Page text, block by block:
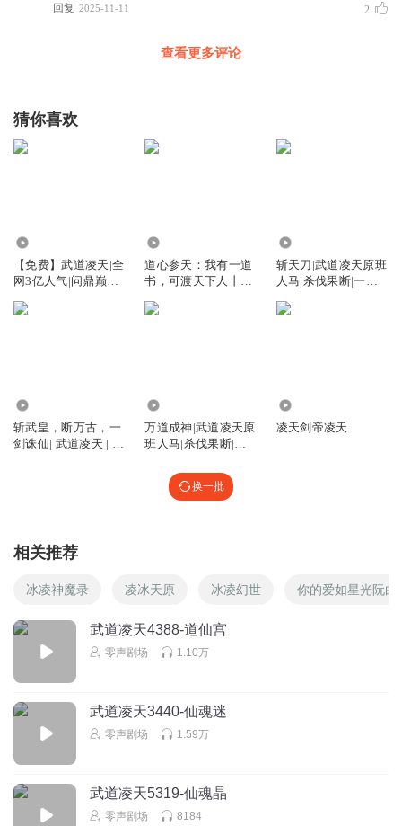
回复 2025-11-11 2
查看更多评论
猜你喜欢
【免费】武道凌天|全
网3亿人气|问鼎巅峰
道心参天：我有一道
书，可渡天下人丨刺
斩天刀|武道凌天原班
人马|杀伐果断|一路
斩武皇，断万古，一
剑诛仙| 武道凌天 | 会
万道成神|武道凌天原
班人马|杀伐果断|一
凌天剑帝凌天
换一批
相关推荐
冰凌神魔录 凌冰天原 冰凌幻世 你的爱如星光阮白
武道凌天4388-道仙宫
零声剧场 1.10万
武道凌天3440-仙魂迷
零声剧场 1.59万
武道凌天5319-仙魂晶
零声剧场 8184